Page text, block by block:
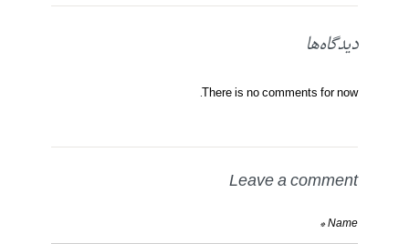
دیدگاه‌ها
There is no comments for now.
Leave a comment
Name *